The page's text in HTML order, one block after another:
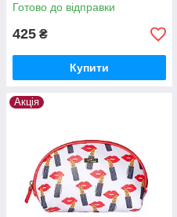
Готово до відправки
425 ₴
Купити
Акція